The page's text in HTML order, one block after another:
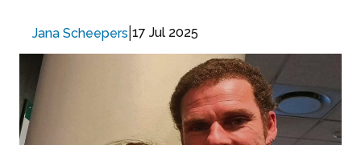
Jana Scheepers 17 Jul 2025